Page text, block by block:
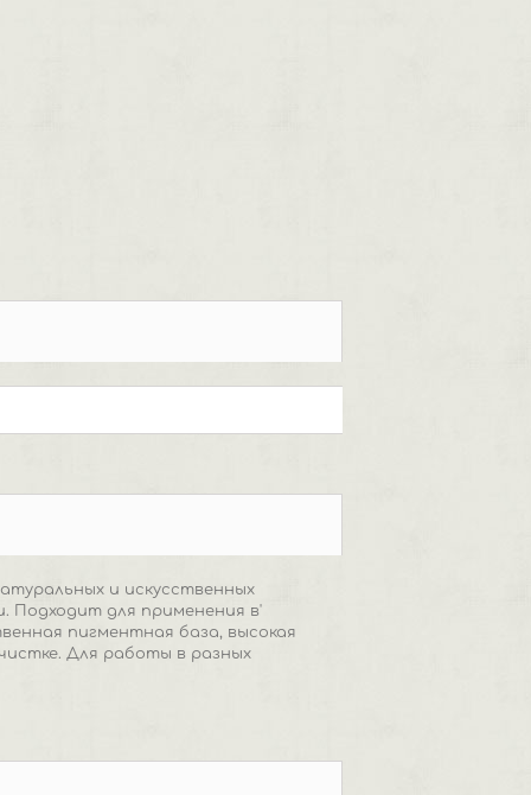
и искусственных
Подходит для применения в'
пигментная база, высокая
Для работы в разных